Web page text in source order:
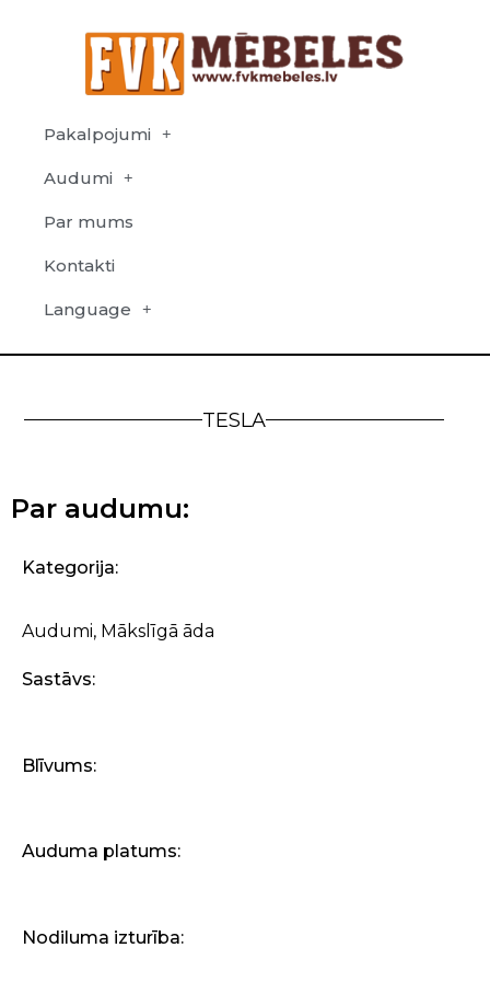
Pakalpojumi
Audumi
Par mums
Kontakti
Language
TESLA
Par audumu:
Kategorija:
Audumi, Mākslīgā āda
Sastāvs:
Blīvums:
Auduma platums:
Nodiluma izturība: